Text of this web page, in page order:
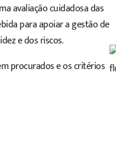
avaliação cuidadosa das
para apoiar a gestão de
e dos riscos.
procurados e os critérios